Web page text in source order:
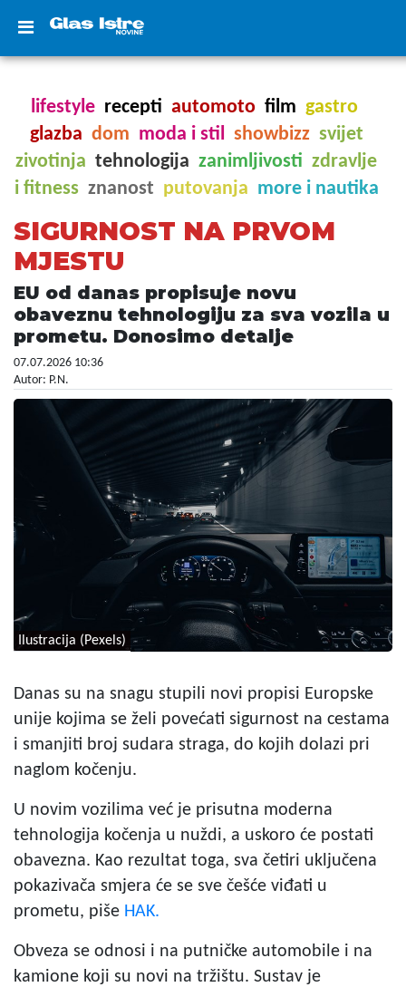
lifestyle recepti automoto film gastro
glazba dom moda i stil showbizz svijet
zivotinja tehnologija zanimljivosti zdravlje
i fitness znanost putovanja more i nautika
SIGURNOST NA PRVOM
MJESTU
EU od danas propisuje novu
obaveznu tehnologiju za sva vozila u
prometu. Donosimo detalje
07.07.2026 10:36
Autor: P.N.
Ilustracija (Pexels)
Danas su na snagu stupili novi propisi Europske
unije kojima se želi povećati sigurnost na cestama
i smanjiti broj sudara straga, do kojih dolazi pri
naglom kočenju.
U novim vozilima već je prisutna moderna
tehnologija kočenja u nuždi, a uskoro će postati
obavezna. Kao rezultat toga, sva četiri uključena
pokazivača smjera će se sve češće viđati u
prometu, piše HAK.
Obveza se odnosi i na putničke automobile i na
kamione koji su novi na tržištu. Sustav je